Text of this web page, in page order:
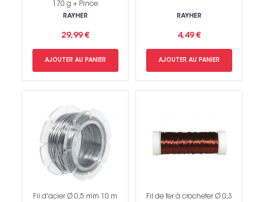
170 g + Pince
RAYHER
29,99 €
AJOUTER AU PANIER
RAYHER
4,49 €
AJOUTER AU PANIER
Fil d'acier Ø 0,5 mm 10 m Fil de fer à crocheter Ø 0,3